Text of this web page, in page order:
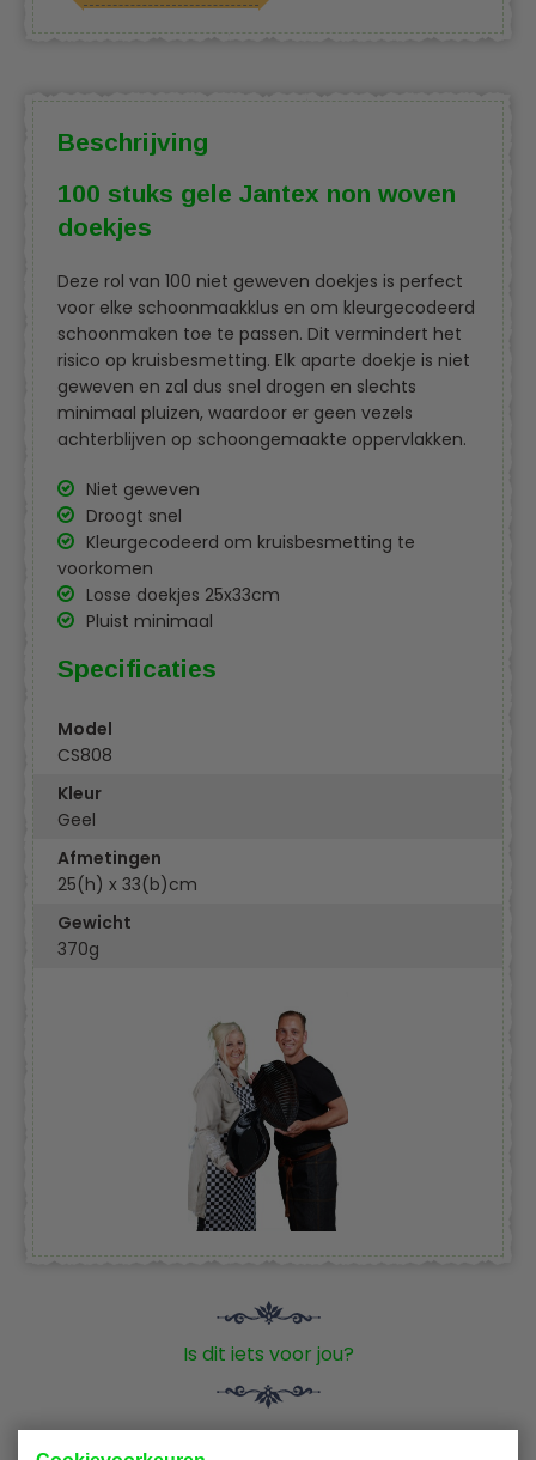
Beschrijving
100 stuks gele Jantex non woven
doekjes
Deze rol van 100 niet geweven doekjes is perfect
voor elke schoonmaakklus en om kleurgecodeerd
schoonmaken toe te passen. Dit vermindert het
risico op kruisbesmetting. Elk aparte doekje is niet
geweven en zal dus snel drogen en slechts
minimaal pluizen, waardoor er geen vezels
achterblijven op schoongemaakte oppervlakken.
Niet geweven
Droogt snel
Kleurgecodeerd om kruisbesmetting te
voorkomen
Losse doekjes 25x33cm
Pluist minimaal
Specificaties
Model
CS808
Kleur
Geel
Afmetingen
25(h) x 33(b)cm
Gewicht
370g
Is dit iets voor jou?